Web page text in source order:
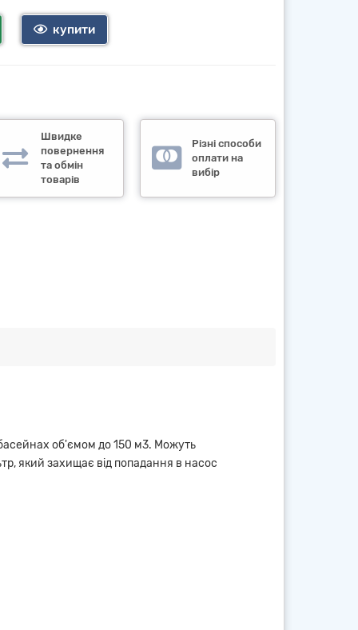
купити
Швидке
повернення
та обмін
товарів
Різні способи
оплати на
вибір
басейнах об'ємом до 150 м3. Можуть
який захищає від попадання в насос